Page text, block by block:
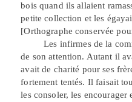
bois quand ils allaient
petite collection et les
[Orthographe conservée
Les infirmes de la
de son attention. Autant il
avait de charité pour ses
fortement tentés. Il faisait
les consoler, les encourager